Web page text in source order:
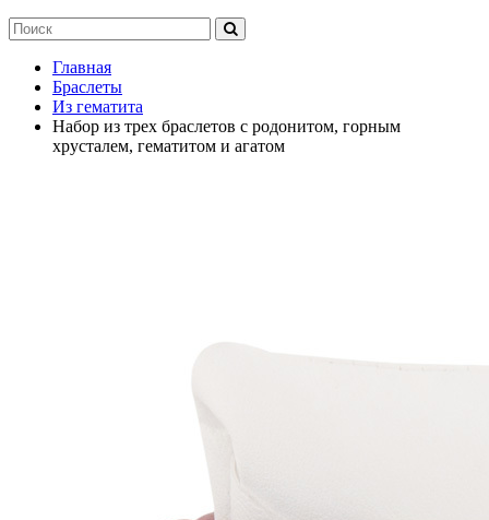
Главная
Браслеты
Из гематита
Набор из трех браслетов с родонитом, горным
хрусталем, гематитом и агатом